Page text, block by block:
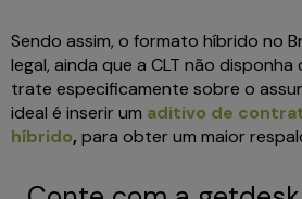
Sendo assim, o formato híbrido no
legal, ainda que a CLT não
trate especificamente sobre o
ideal é inserir um aditivo de
híbrido, para obter um maior